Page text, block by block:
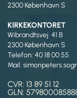
2300 København S
KIRKEKONTORET
Wibrandtsvej 41 B
2300 København S
Telefon: 40 18 00 55
Mail:
CVR: 13 89 51 12
GLN: